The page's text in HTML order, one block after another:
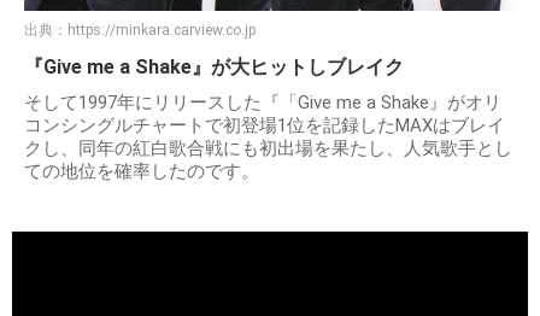
出典： https://minkara.carview.co.jp
『Give me a Shake』が大ヒットしブレイク
そして1997年にリリースした『「Give me a Shake』がオリ
コンシングルチャートで初登場1位を記録したMAXはブレイ
クし、同年の紅白歌合戦にも初出場を果たし、人気歌手とし
ての地位を確率したのです。